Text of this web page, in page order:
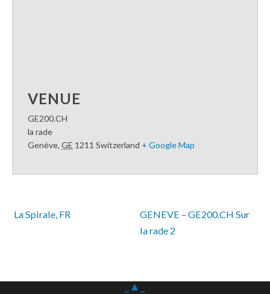
VENUE
GE200.CH
la rade
Genève, GE 1211 Switzerland + Google Map
La Spirale, FR
GENEVE – GE200.CH Sur
la rade 2
_▲_